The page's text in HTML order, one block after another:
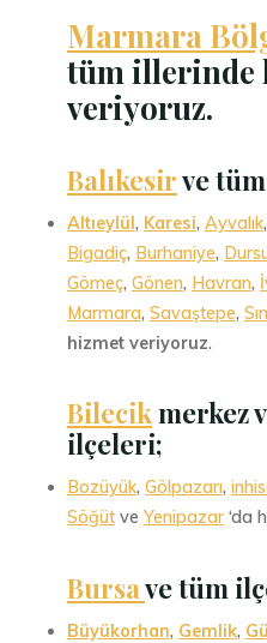
Marmara
tüm illerinde
veriyoruz.
Balıkesirve
Altıeylül, Karesi,Ayvalık,
Bigadiç, Burhaniye,
Gömeç,Gönen, Havran,
Marmara,Savaştepe,
hizmet veriyoruz.
Bilecikmerkez
ilçeleri;
Bozüyük,Gölpazarı,
SöğütveYenipazar ‘da
Bursave tüm
Büyükorhan, Gemlik,